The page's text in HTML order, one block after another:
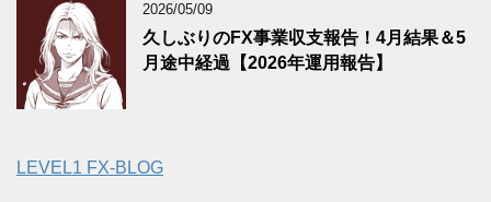
2026/05/09
久しぶりのFX事業収支報告！4月結果＆5
月途中経過【2026年運用報告】
LEVEL1 FX-BLOG